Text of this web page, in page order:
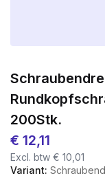
200Stk.
€ 12,11
Excl. btw € 10,01
Variant: Schraubendreher